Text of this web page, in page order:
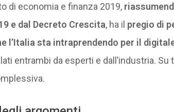
di economia e finanza 2019,
e dal Decreto Crescita, ha il pregio di
l’Italia sta intraprendendo per il
entrambi da esperti e dall’industria.